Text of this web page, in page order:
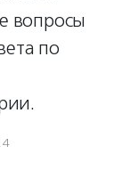
вопросы
по